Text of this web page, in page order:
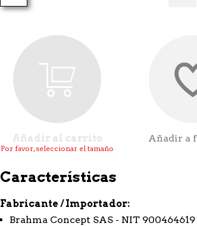
Añadir al carrito
Por favor, seleccionar el tamaño
Añadir a
Características
Fabricante / Importador
Brahma Concept SAS - NIT 900464619